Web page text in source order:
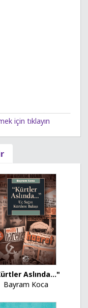
için tıklayın
Aslında..."
Bayram Koca